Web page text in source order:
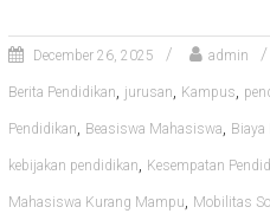
December 26, 2025 admin
Berita Pendidikan, jurusan, Kampus,
Pendidikan, Beasiswa Mahasiswa,
kebijakan pendidikan, Kesempatan
Mahasiswa Kurang Mampu, Mobilitas